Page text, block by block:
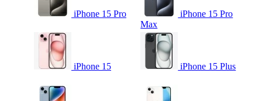
iPhone 15 Pro
iPhone 15 Pro
Max
iPhone 15 iPhone 15 Plus